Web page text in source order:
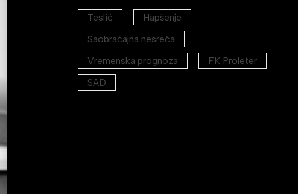
Teslić
Hapšenje
Saobraćajna nesreća
Vremenska prognoza
FK Proleter
SAD